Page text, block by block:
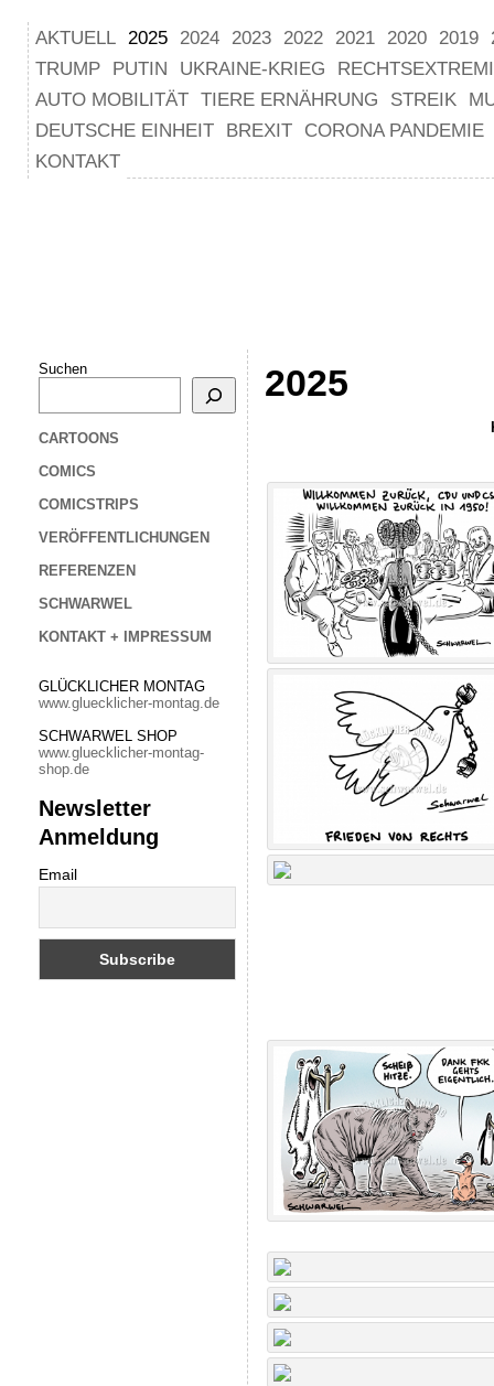
AKTUELL 2025 2024 2023 2022 2021 2020 2019
TRUMP
PUTIN UKRAINE-KRIEG
AUTO MOBILITÄT TIERE ERNÄHRUNG STREIK
DEUTSCHE EINHEIT
BREXIT
CORONA PANDEMIE
KONTAKT
Suchen
CARTOONS
COMICS
COMICSTRIPS
VERÖFFENTLICHUNGEN
REFERENZEN
SCHWARWEL
KONTAKT + IMPRESSUM
GLÜCKLICHER MONTAG
www.gluecklicher-montag.de
SCHWARWEL SHOP
www.gluecklicher-montag-
shop.de
Newsletter
Anmeldung
Email
2025